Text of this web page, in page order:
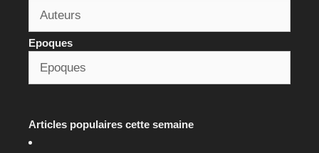
Epoques
Articles populaires cette semaine